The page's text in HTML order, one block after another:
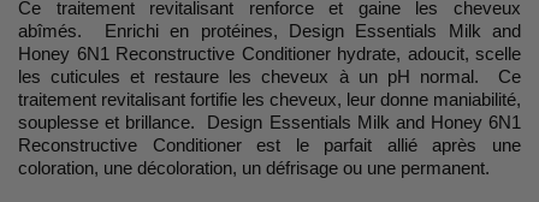
Ce traitement revitalisant renforce et gaine les cheveux
abîmés. Enrichi en protéines, Design Essentials Milk and
Honey 6N1 Reconstructive Conditioner hydrate, adoucit, scelle
les cuticules et restaure les cheveux à un pH normal. Ce
traitement revitalisant fortifie les cheveux, leur donne maniabilité,
souplesse et brillance. Design Essentials Milk and Honey 6N1
Reconstructive Conditioner est le parfait allié après une
coloration, une décoloration, un défrisage ou une permanent.